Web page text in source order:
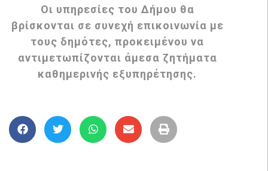
Οι υπηρεσίες του Δήμου θα
βρίσκονται σε συνεχή επικοινωνία με
τους δημότες, προκειμένου να
αντιμετωπίζονται άμεσα ζητήματα
καθημερινής εξυπηρέτησης.